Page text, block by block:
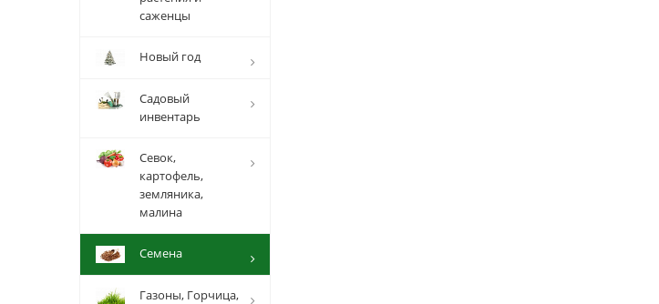
саженцы
Новый год
Садовый
инвентарь
Севок,
картофель,
земляника,
малина
Семена
Газоны, Горчица,